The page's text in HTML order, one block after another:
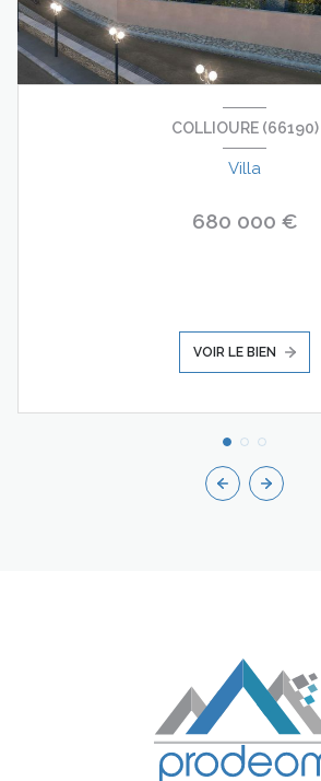
COLLIOURE (66190)
Villa
680 000 €
VOIR LE BIEN